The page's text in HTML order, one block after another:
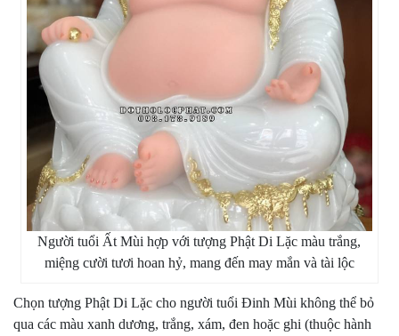
Người tuổi Ất Mùi hợp với tượng Phật Di Lặc màu trắng,
miệng cười tươi hoan hỷ, mang đến may mắn và tài lộc
Chọn tượng Phật Di Lặc cho người tuổi Đinh Mùi không thể bỏ
qua các màu xanh dương, trắng, xám, đen hoặc ghi (thuộc hành